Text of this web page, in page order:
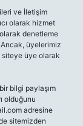
ve İletişim
olarak hizmet
denetleme
üyelerimiz
siteye üye olarak
bilgi paylaşım
olduğunu
adresine
sitemizden